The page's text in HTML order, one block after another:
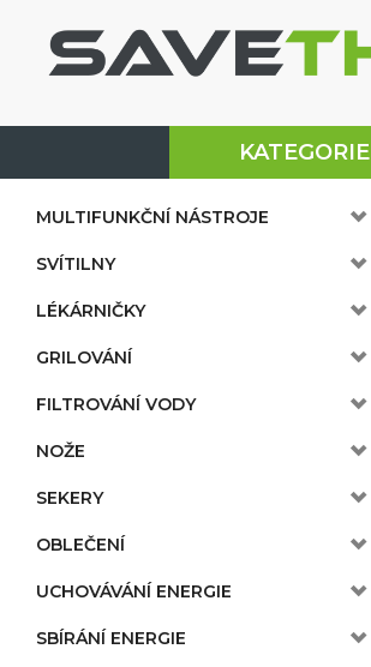
KATEGORIE
MULTIFUNKČNÍ NÁSTROJE
SVÍTILNY
LÉKÁRNIČKY
GRILOVÁNÍ
FILTROVÁNÍ VODY
NOŽE
SEKERY
OBLEČENÍ
UCHOVÁVÁNÍ ENERGIE
SBÍRÁNÍ ENERGIE